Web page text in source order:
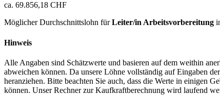
ca. 69.856,18 CHF
Möglicher Durchschnittslohn fürLeiter/in Arbeitsvorbereitung
Hinweis
Alle Angaben sind Schätzwerte und basieren auf dem weithin
abweichen können. Da unsere Löhne vollständig auf Eingaben
heranziehen. Bitte beachten Sie auch, dass die Werte in einigen
können. Unser Rechner zur Kaufkraftberechnung wird laufend